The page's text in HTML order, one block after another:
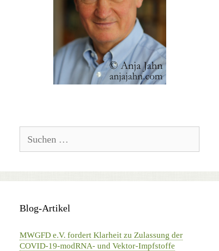
nach:
Blog-Artikel
MWGFD e.V. fordert Klarheit zu Zulassung der
COVID-19-modRNA- und Vektor-Impfstoffe